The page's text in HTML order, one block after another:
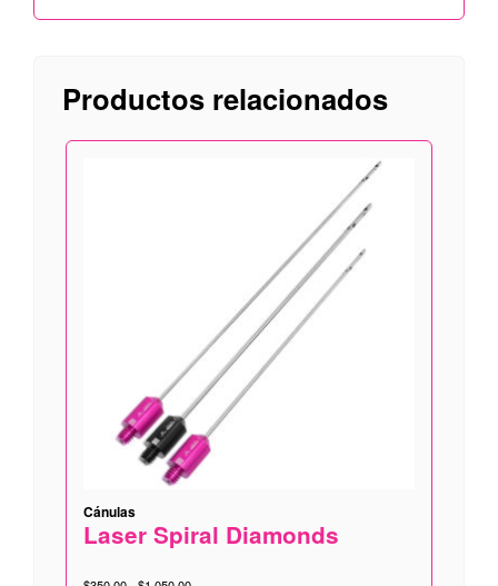
Productos relacionados
Cánulas
Laser Spiral Diamonds